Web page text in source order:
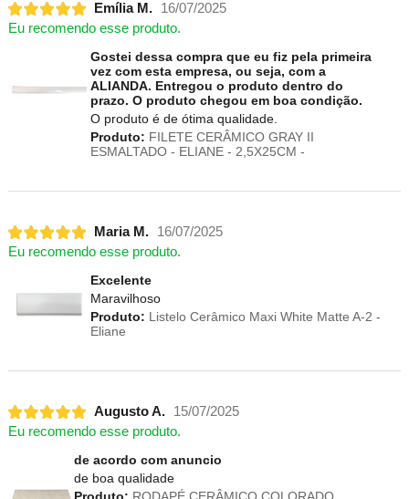
Emília M.
16/07/2025
Eu recomendo esse produto.
Gostei dessa compra que eu fiz pela primeira
vez com esta empresa, ou seja, com a
ALIANDA. Entregou o produto dentro do
prazo. O produto chegou em boa condição.
O produto é de ótima qualidade.
Produto: FILETE CERÂMICO GRAY II
ESMALTADO - ELIANE - 2,5X25CM -
Maria M.
16/07/2025
Eu recomendo esse produto.
Excelente
Maravilhoso
Produto: Listelo Cerâmico Maxi White Matte A-2 -
Eliane
Augusto A.
15/07/2025
Eu recomendo esse produto.
de acordo com anuncio
de boa qualidade
Produto: RODAPÉ CERÂMICO COLORADO